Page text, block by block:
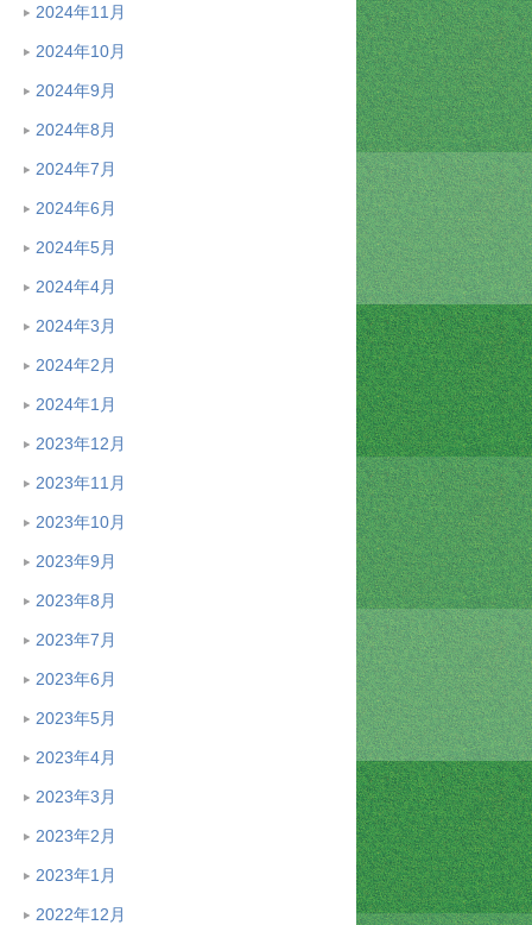
2024年11月
2024年10月
2024年9月
2024年8月
2024年7月
2024年6月
2024年5月
2024年4月
2024年3月
2024年2月
2024年1月
2023年12月
2023年11月
2023年10月
2023年9月
2023年8月
2023年7月
2023年6月
2023年5月
2023年4月
2023年3月
2023年2月
2023年1月
2022年12月